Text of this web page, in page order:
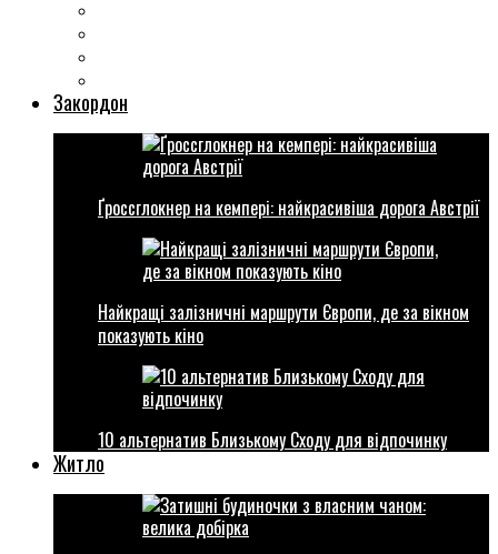
Закордон
Ґроссглокнер на кемпері: найкрасивіша дорога Австрії
Найкращі залізничні маршрути Європи, де за вікном
показують кіно
10 альтернатив Близькому Сходу для відпочинку
Житло